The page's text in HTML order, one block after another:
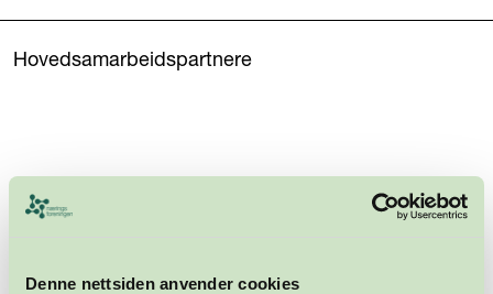
Denne nettsiden anvender cookies
Hovedsamarbeidspartnere